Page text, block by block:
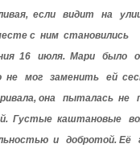
если видит на
с ним становились
16 июля. Мари было
не мог заменить ей
она пыталась не
Густые каштановые
и добротой. Её